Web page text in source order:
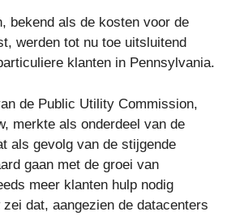
bekend als de kosten voor de
werden tot nu toe uitsluitend
klanten in Pennsylvania.
de Public Utility Commission,
merkte als onderdeel van de
als gevolg van de stijgende
gaan met de groei van
meer klanten hulp nodig
zei dat, aangezien de datacenters